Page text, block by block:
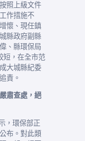
照上級文件
作措施不
懷、現任鎮
縣政府副縣
、縣環保局
短，在全市范
大城縣紀委
責。
肅查處，絕
，環保部正
布。對此類